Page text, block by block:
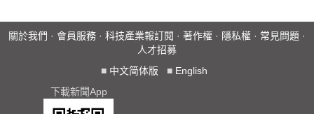
關於我們 · 會員服務 · 科技產業報訂閱 · 著作權 · 隱私權 · 常見問題 ·
人才招募
■ 中文简体版 ■ English
下載新聞App